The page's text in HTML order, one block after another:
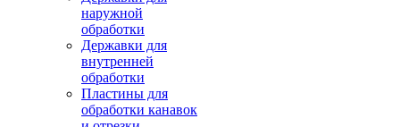
наружной
обработки
Державки для
внутренней
обработки
Пластины для
обработки канавок